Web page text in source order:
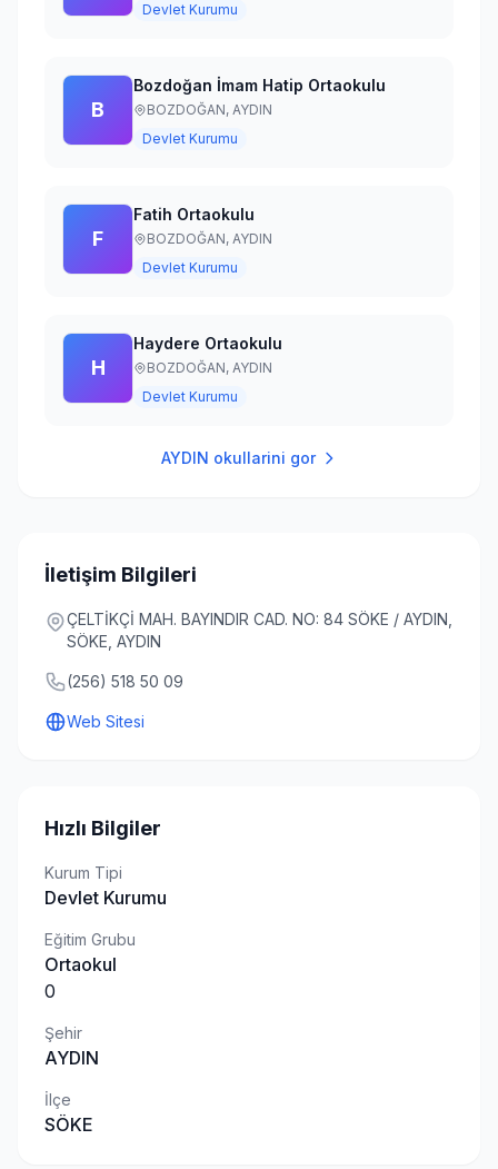
Devlet Kurumu
B
Bozdoğan İmam Hatip Ortaokulu
BOZDOĞAN, AYDIN
Devlet Kurumu
F
Fatih Ortaokulu
BOZDOĞAN, AYDIN
Devlet Kurumu
H
Haydere Ortaokulu
BOZDOĞAN, AYDIN
Devlet Kurumu
AYDIN okullarini gor
İletişim Bilgileri
ÇELTİKÇİ MAH. BAYINDIR CAD. NO: 84 SÖKE / AYDIN,
SÖKE, AYDIN
(256) 518 50 09
Web Sitesi
Hızlı Bilgiler
Kurum Tipi
Devlet Kurumu
Eğitim Grubu
Ortaokul
0
Şehir
AYDIN
İlçe
SÖKE